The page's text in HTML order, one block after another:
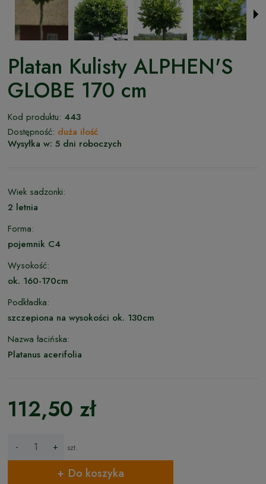
Platan Kulisty ALPHEN'S
GLOBE 170 cm
Kod produktu: 443
Dostępność: duża ilość
Wysyłka w: 5 dni roboczych
Wiek sadzonki:
2 letnia
Forma:
pojemnik C4
Wysokość:
ok. 160-170cm
Podkładka:
szczepiona na wysokości ok. 130cm
Nazwa łacińska:
Platanus acerifolia
112,50 zł
- + szt.
Do koszyka